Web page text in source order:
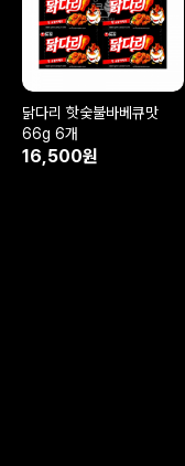
닭다리 핫숯불바베큐맛
66g 6개
16,500원